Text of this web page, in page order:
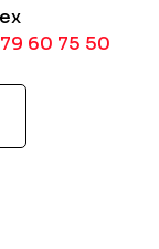
60 75 50